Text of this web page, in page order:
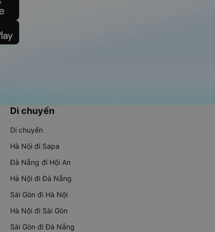
Di chuyển
Di chuyển
Hà Nội đi Sapa
Đà Nẵng đi Hội An
Hà Nội đi Đà Nẵng
Sài Gòn đi Hà Nội
Hà Nội đi Sài Gòn
Sài Gòn đi Đà Nẵng